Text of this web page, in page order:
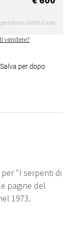
i diritti d'asta
vendere?
Salva per dopo
"I serpenti di
pagine del
1973.